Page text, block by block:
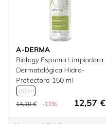
A-DERMA
Biology Espuma Limpiadora
Dermatológica Hidra-
Protectora 150 ml
150ml
14,10 € -11% 12,57 €